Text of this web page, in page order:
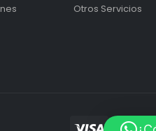
Otros Servicios